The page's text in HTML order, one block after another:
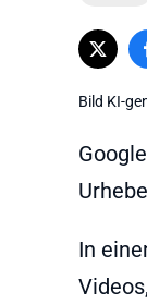
Bild KI-
In